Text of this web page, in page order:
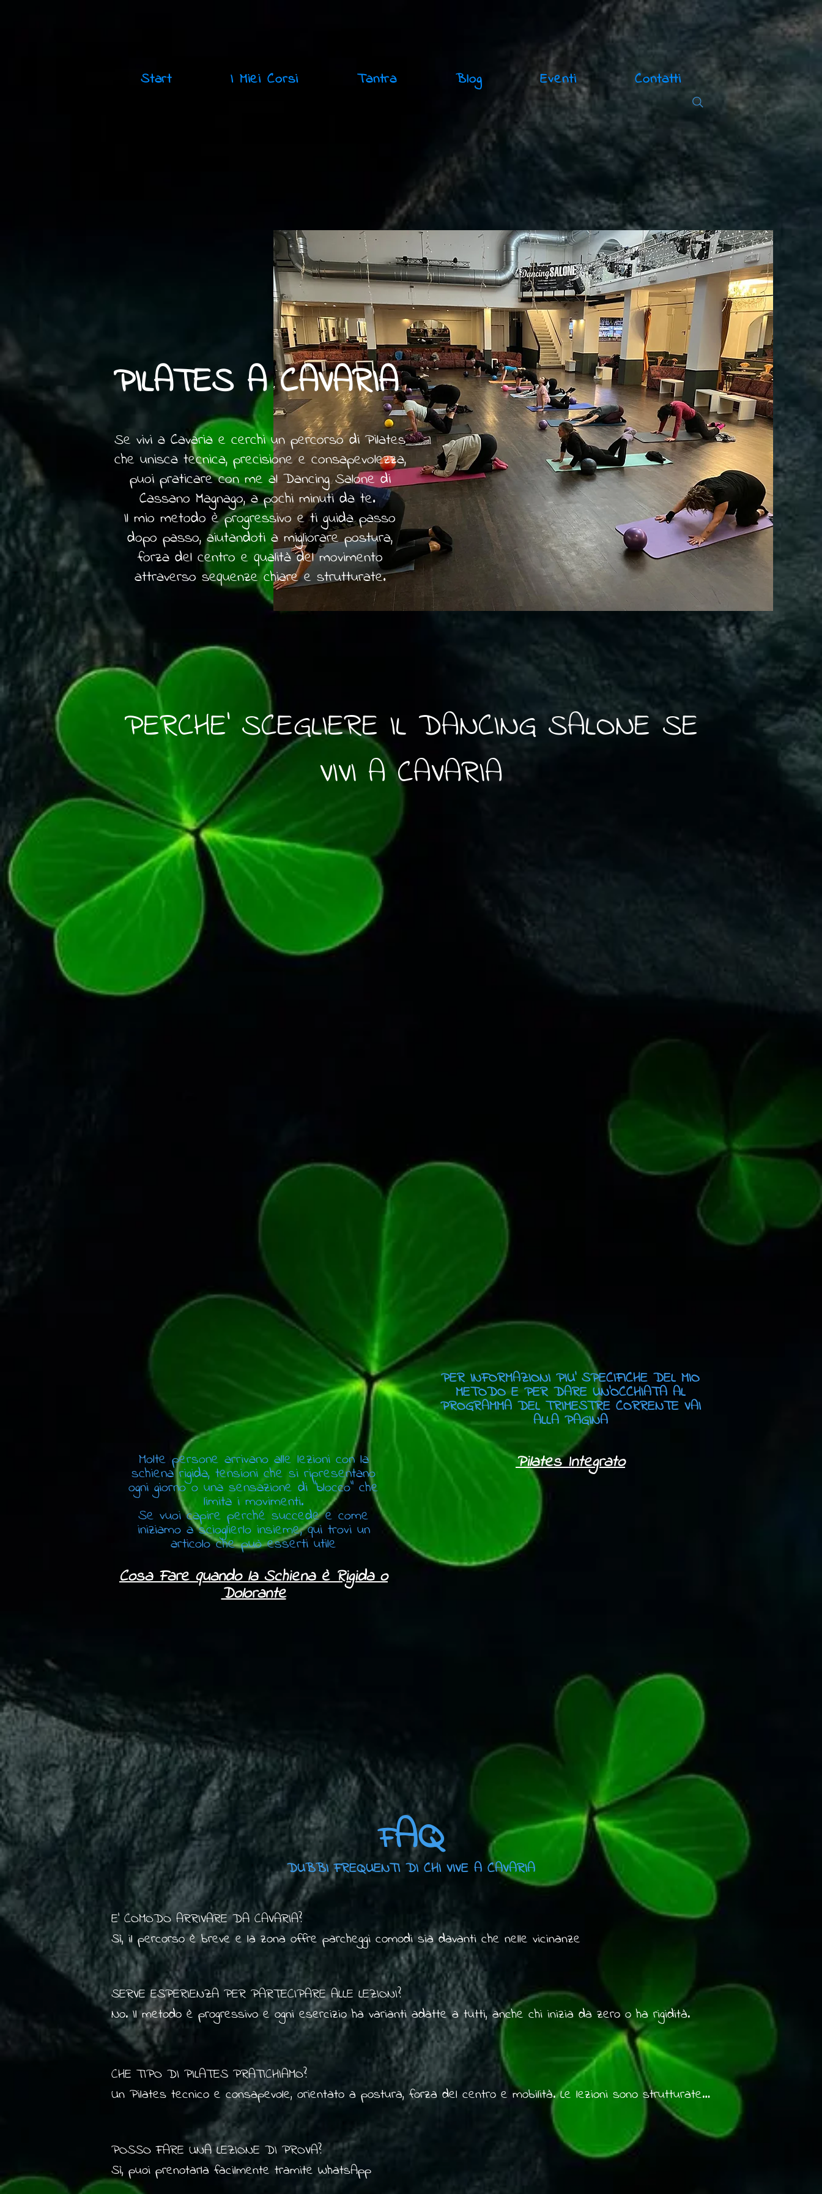
Start I Miei Corsi Tantra Blog Eventi Contatti
PILATES A CAVARIA
Se vivi a Cavaria e cerchi un percorso di Pilates
che unisca tecnica, precisione e consapevolezza,
puoi praticare con me al Dancing Salone di
Cassano Magnago, a pochi minuti da te.
Il mio metodo è progressivo e ti guida passo
dopo passo, aiutandoti a migliorare postura,
forza del centro e qualità del movimento
attraverso sequenze chiare e strutturate.
PERCHE' SCEGLIERE IL DANCING SALONE SE
VIVI A CAVARIA
Molte persone arrivano alle lezioni con la
schiena rigida, tensioni che si ripresentano
ogni giorno o una sensazione di "blocco" che
limita i movimenti.
Se vuoi capire perché succede e come
iniziamo a scioglierlo insieme, qui trovi un
articolo che può esserti utile
Cosa Fare quando la Schiena è Rigida o
Dolorante
PER INFORMAZIONI PIU' SPECIFICHE DEL MIO
METODO E PER DARE UN'OCCHIATA AL
PROGRAMMA DEL TRIMESTRE CORRENTE VAI
ALLA PAGINA
Pilates Integrato
FAQ
DUBBI FREQUENTI DI CHI VIVE A CAVARIA
E' COMODO ARRIVARE DA CAVARIA?
Sì, il percorso è breve e la zona offre parcheggi comodi sia davanti che nelle vicinanze
SERVE ESPERIENZA PER PARTECIPARE ALLE LEZIONI?
No. Il metodo è progressivo e ogni esercizio ha varianti adatte a tutti, anche chi inizia da zero o ha rigidità.
CHE TIPO DI PILATES PRATICHIAMO?
Un Pilates tecnico e consapevole, orientato a postura, forza del centro e mobilità. Le lezioni sono strutturate
con progressioni chiare e attenzione ai limiti personali.
POSSO FARE UNA LEZIONE DI PROVA?
Sì, puoi prenotarla facilmente tramite WhatsApp